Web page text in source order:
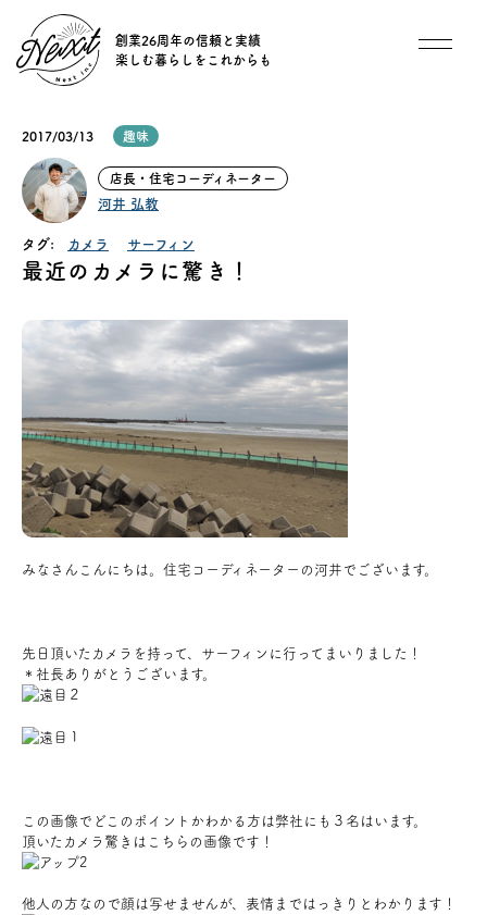
創業26周年の信頼と実績
楽しむ暮らしをこれからも
住宅商品
イベント
オーナー様インタビュー
ごあいさつ
チーム紹介
アクセス
会社案内
キャンペーン
プライバシーポリシー
2017/03/13 趣味
店長・住宅コーディネーター
河井 弘教
タグ: カメラ サーフィン
最近のカメラに驚き！
みなさんこんにちは。住宅コーディネーターの河井でございます。
先日頂いたカメラを持って、サーフィンに行ってまいりました！
＊社長ありがとうございます。
この画像でどこのポイントかわかる方は弊社にも３名はいます。
頂いたカメラ驚きはこちらの画像です！
他人の方なので顔は写せませんが、表情まではっきりとわかります！